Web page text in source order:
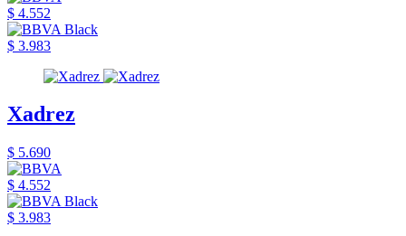
$ 4.552
$ 3.983
Xadrez
$ 5.690
$ 4.552
$ 3.983